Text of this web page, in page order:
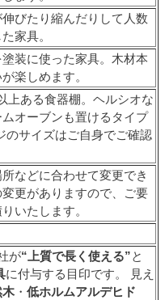
びたり縮んだりして人数
家具。
装に使った家具。木材本
楽しめます。
上ある食器棚。ヘルシオな
オーブンも置けるタイプ
のサイズはご自身でご確認
などに合わせて変更でき
更がありますので、ご要
いたします。
が“上質で長く使える”と
に付与する目印です。 見え
木 ・ 低ホルムアルデヒド